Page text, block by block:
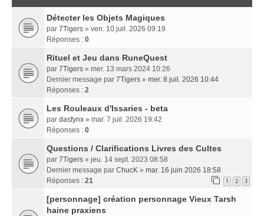
Détecter les Objets Magiques
par 7Tigers » ven. 10 juil. 2026 09:19
Réponses : 0
Rituel et Jeu dans RuneQuest
par 7Tigers » mer. 13 mars 2024 10:26
Dernier message par 7Tigers » mer. 8 juil. 2026 10:44
Réponses : 2
Les Rouleaux d'Issaries - beta
par dasfynx » mar. 7 juil. 2026 19:42
Réponses : 0
Questions / Clarifications Livres des Cultes
par 7Tigers » jeu. 14 sept. 2023 08:58
Dernier message par ChucK » mar. 16 juin 2026 18:58
Réponses : 21 1 2 3
[personnage] création personnage Vieux Tarsh
haine praxiens